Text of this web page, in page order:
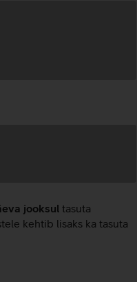
jooksul tasuta
kehtib lisaks ka tasuta